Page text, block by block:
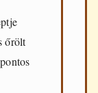
őrölt